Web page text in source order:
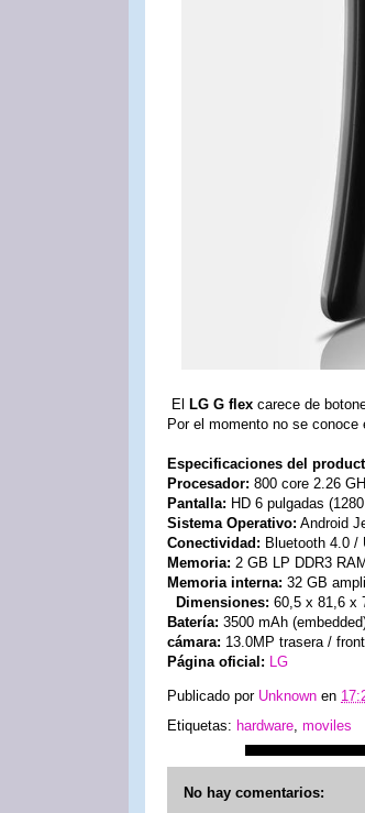
El LG G flex carece de
Por el momento no se
Especificaciones del
Procesador: 800 core 2.26
Pantalla: HD 6 pulgadas
Sistema Operativo: Android
Conectividad: Bluetooth 4.0 /
Memoria: 2 GB LP DDR3
Memoria interna: 32 GB
Dimensiones: 60,5 x 81,6 x
Batería: 3500 mAh
cámara: 13.0MP trasera /
Página oficial: LG
Publicado por Unknown en
Etiquetas: hardware, moviles
No hay comentarios: